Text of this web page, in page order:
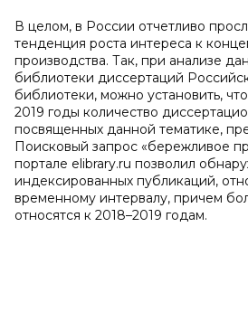
В целом, в России отчетливо
тенденция роста интереса к
производства. Так, при анализе
библиотеки диссертаций
библиотеки, можно установить,
2019 годы количество
посвященных данной тематике,
Поисковый запрос «бережливое
портале elibrary.ru позволил
индексированных публикаций,
временному интервалу, причем
относятся к 2018–2019 годам.